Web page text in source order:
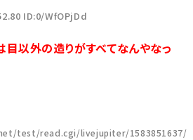
ID:0/WfOPjDd
以外の造りがすべてなんやなっ
test/read.cgi/livejupiter/1583851637/